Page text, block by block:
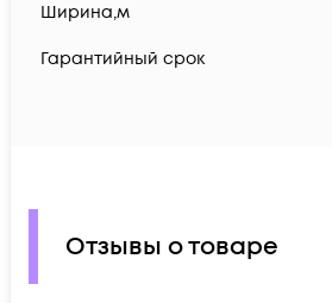
Ширина,м
Гарантийный срок
Отзывы о товаре